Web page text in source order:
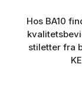
Hos BA10
stiletter fra